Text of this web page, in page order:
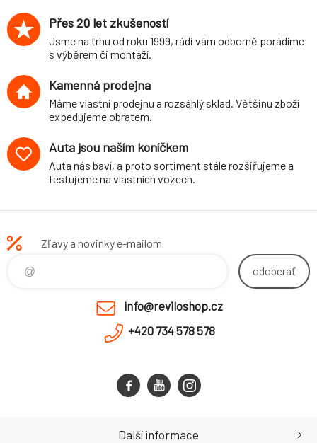
Přes 20 let zkušeností
Jsme na trhu od roku 1999, rádi vám odborně porádíme
s výběrem či montáží.
Kamenná prodejna
Máme vlastní prodejnu a rozsáhlý sklad. Většinu zboží
expedujeme obratem.
Auta jsou naším koníčkem
Auta nás baví, a proto sortiment stále rozšiřujeme a
testujeme na vlastních vozech.
Zľavy a novinky e-mailom
odoberať
info@reviloshop.cz
+420 734 578 578
Další informace